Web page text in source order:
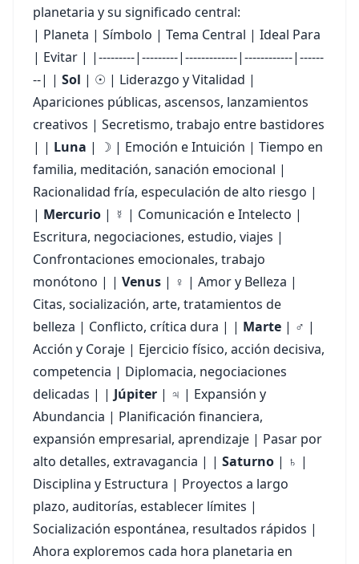
planetaria y su significado central:
| Planeta | Símbolo | Tema Central | Ideal Para
| Evitar | |---------|---------|-------------|------------|------
--| | Sol | ☉ | Liderazgo y Vitalidad |
Apariciones públicas, ascensos, lanzamientos
creativos | Secretismo, trabajo entre bastidores
| | Luna | ☽ | Emoción e Intuición | Tiempo en
familia, meditación, sanación emocional |
Racionalidad fría, especulación de alto riesgo |
| Mercurio | ☿ | Comunicación e Intelecto |
Escritura, negociaciones, estudio, viajes |
Confrontaciones emocionales, trabajo
monótono | | Venus | ♀ | Amor y Belleza |
Citas, socialización, arte, tratamientos de
belleza | Conflicto, crítica dura | | Marte | ♂ |
Acción y Coraje | Ejercicio físico, acción decisiva,
competencia | Diplomacia, negociaciones
delicadas | | Júpiter | ♃ | Expansión y
Abundancia | Planificación financiera,
expansión empresarial, aprendizaje | Pasar por
alto detalles, extravagancia | | Saturno | ♄ |
Disciplina y Estructura | Proyectos a largo
plazo, auditorías, establecer límites |
Socialización espontánea, resultados rápidos |
Ahora exploremos cada hora planetaria en